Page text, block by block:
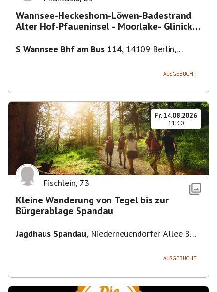
Wannsee-Heckeshorn-Löwen-Badestrand
Alter Hof-Pfaueninsel - Moorlake- Glinicker
S Wannsee Bhf am Bus 114, 14109 Berlin,
AUSGEBUCHT
Fr, 14.08.2026
11:30
Fischlein, 73
Kleine Wanderung von Tegel bis zur
Bürgerablage Spandau
Jagdhaus Spandau, Niederneuendorfer Allee 80,
AUSGEBUCHT